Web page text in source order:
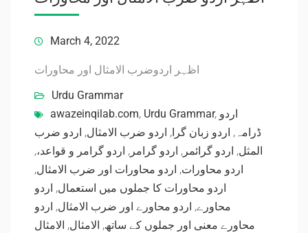
March 4, 2022
اظہر اردوضرب الامثال اور محاورات
Urdu Grammar
awazeinqilab.com, Urdu Grammar, اردو
ڈرامہ , اردو زبان گرا, اردو ضرب الامثال, اردو ضرب
المثل, اردو گرائمر , اردو گرامر , اردو گرامر و قواعد،,
اردو محاورات, اردو محاورات اور ضرب الامثال,
اردو محاورات کا جملوں میں استعمال, اردو
محاورے, اردو محاورے اور ضرب الامثال, اردو
محاورے معنی اور جملوں کے ساتھ, الامثال, الامثال